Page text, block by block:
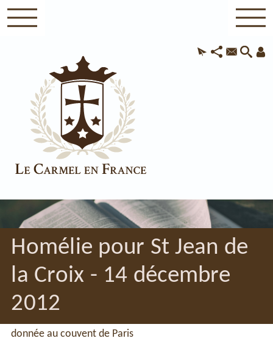
Homélie pour St Jean de
la Croix - 14 décembre
2012
donnée au couvent de Paris